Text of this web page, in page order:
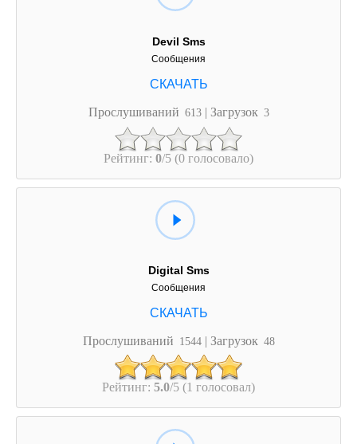
Devil Sms
Сообщения
Прослушиваний 613 | Загрузок 3
Рейтинг: 0/5 (0 голосовало)
Digital Sms
Сообщения
Прослушиваний 1544 | Загрузок 48
Рейтинг: 5.0/5 (1 голосовал)